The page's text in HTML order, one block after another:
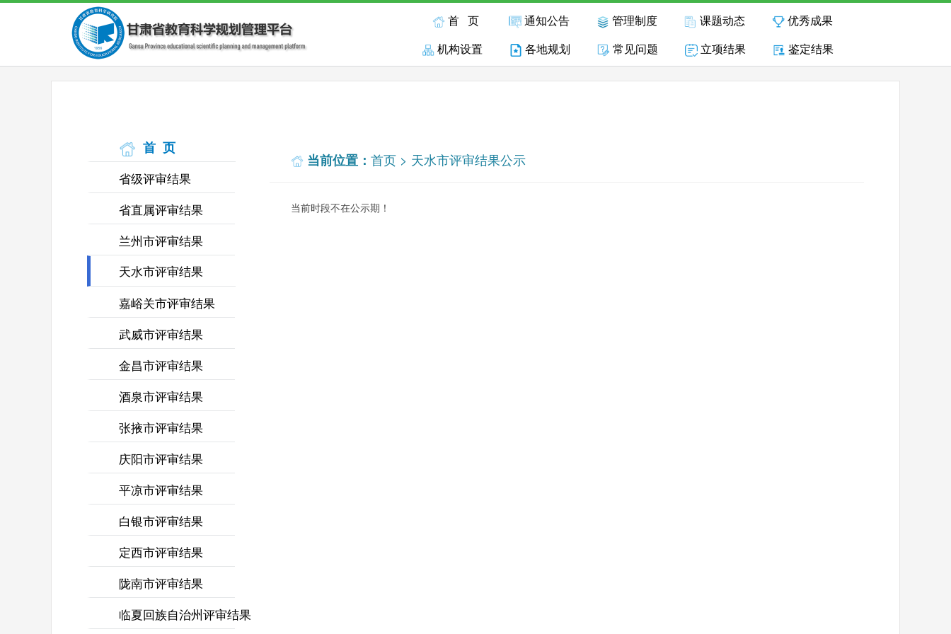
首 页 通知公告 管理制度 课题动态
优秀成果
机构设置
各地规划 常见问题 立项结果 鉴定结果
首 页
省级评审结果
省直属评审结果
兰州市评审结果
天水市评审结果
嘉峪关市评审结果
武威市评审结果
金昌市评审结果
酒泉市评审结果
张掖市评审结果
庆阳市评审结果
平凉市评审结果
白银市评审结果
定西市评审结果
陇南市评审结果
临夏回族自治州评审结果
当前位置： 首页 > 天水市评审结果公示
当前时段不在公示期！